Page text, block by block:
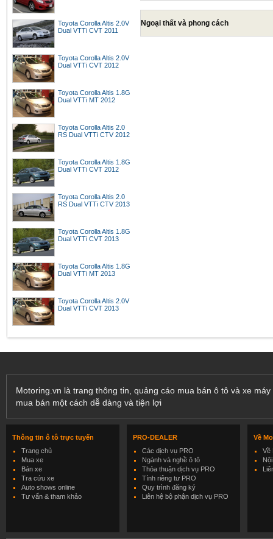
Toyota Corolla Altis 2.0V
Dual VTTi CVT 2011
Toyota Corolla Altis 2.0V
Dual VTTi CVT 2012
Toyota Corolla Altis 1.8G
Dual VTTi MT 2012
Toyota Corolla Altis 2.0
RS Dual VTTi CTV 2012
Toyota Corolla Altis 1.8G
Dual VTTi CVT 2012
Toyota Corolla Altis 2.0
RS Dual VTTi CTV 2013
Toyota Corolla Altis 1.8G
Dual VTTi CVT 2013
Toyota Corolla Altis 1.8G
Dual VTTi MT 2013
Toyota Corolla Altis 2.0V
Dual VTTi CVT 2013
Ngoại thất và phong cách
Motoring.vn là trang thông tin, quảng cáo mua bán ô tô và xe
mua bán một cách dễ dàng và tiện lợi
Thông tin ô tô trực tuyến
Trang chủ
Mua xe
Bán xe
Tra cứu xe
Auto shows online
Tư vấn & tham khảo
PRO-DEALER
Các dịch vụ PRO
Ngành và nghề ô tô
Thỏa thuận dịch vụ PRO
Tính riêng tư PRO
Quy trình đăng ký
Liên hệ bộ phận dịch vụ PRO
Về
Về